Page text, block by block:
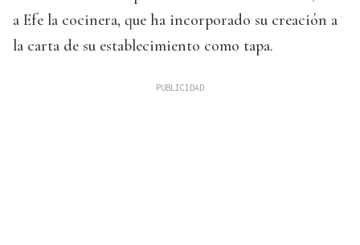
a Efe la cocinera, que ha incorporado su creación a
la carta de su establecimiento como tapa.